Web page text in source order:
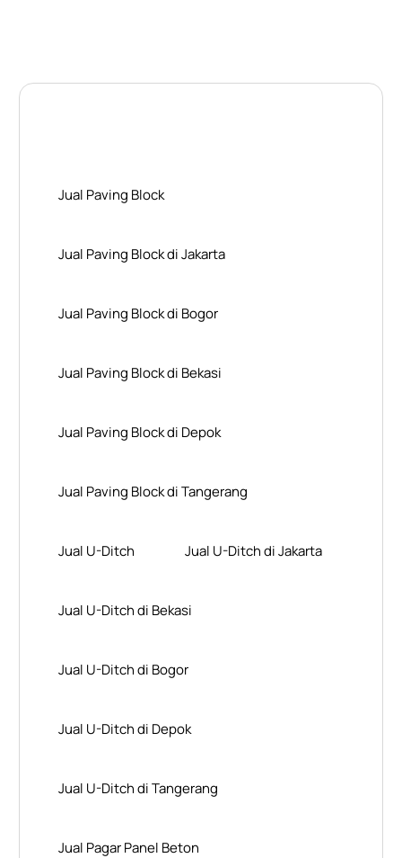
Jual Paving Block
Jual Paving Block di Jakarta
Jual Paving Block di Bogor
Jual Paving Block di Bekasi
Jual Paving Block di Depok
Jual Paving Block di Tangerang
Jual U-Ditch Jual U-Ditch di Jakarta
Jual U-Ditch di Bekasi
Jual U-Ditch di Bogor
Jual U-Ditch di Depok
Jual U-Ditch di Tangerang
Jual Pagar Panel Beton